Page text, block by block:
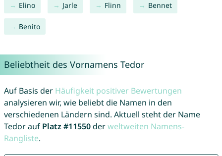
Elino Jarle Flinn Bennet
Benito
Beliebtheit des Vornamens Tedor
Auf Basis der Häufigkeit positiver Bewertungen
analysieren wir, wie beliebt die Namen in den
verschiedenen Ländern sind. Aktuell steht der Name
Tedor auf Platz #11550derweltweiten Namens-
Rangliste.